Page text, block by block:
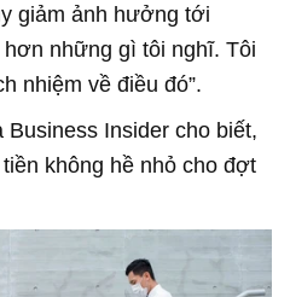
giảm ảnh hưởng tới
những gì tôi nghĩ. Tôi
nhiệm về điều đó”.
Insider cho biết,
không hề nhỏ cho đợt